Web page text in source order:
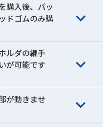
購入後、パッ
ドゴムのみ購
ルダの継手
が可能です
が動きませ